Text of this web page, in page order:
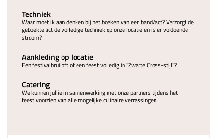
Techniek
Waar moet ik aan denken bij het boeken van een band/act? Verzorgt de
geboekte act de volledige techniek op onze locatie en is er voldoende
stroom?
Aankleding op locatie
Een festivalbruiloft of een feest volledig in "Zwarte Cross-stijl"?
Catering
We kunnen jullie in samenwerking met onze partners tijdens het
feest voorzien van alle mogelijke culinaire verrassingen.